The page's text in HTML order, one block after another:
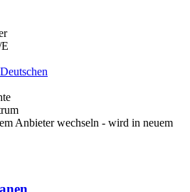
Anbieter wechseln - wird in neuem